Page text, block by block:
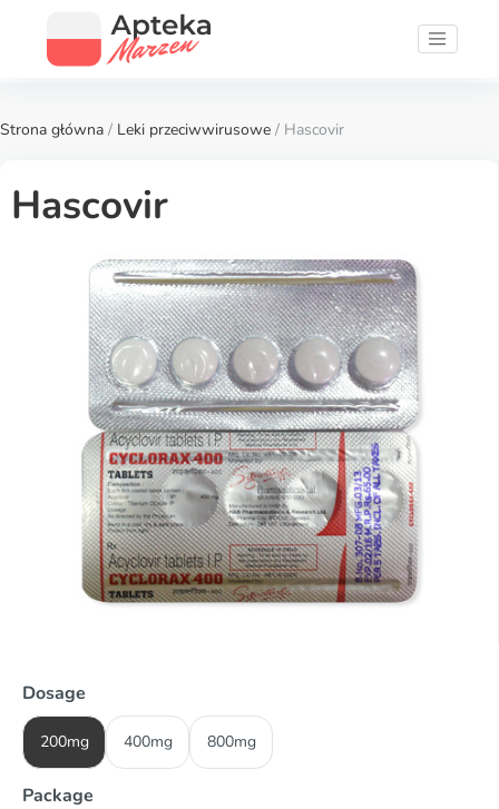
Strona główna / Leki przeciwwirusowe / Hascovir
Hascovir
Dosage
200mg 400mg 800mg
Package